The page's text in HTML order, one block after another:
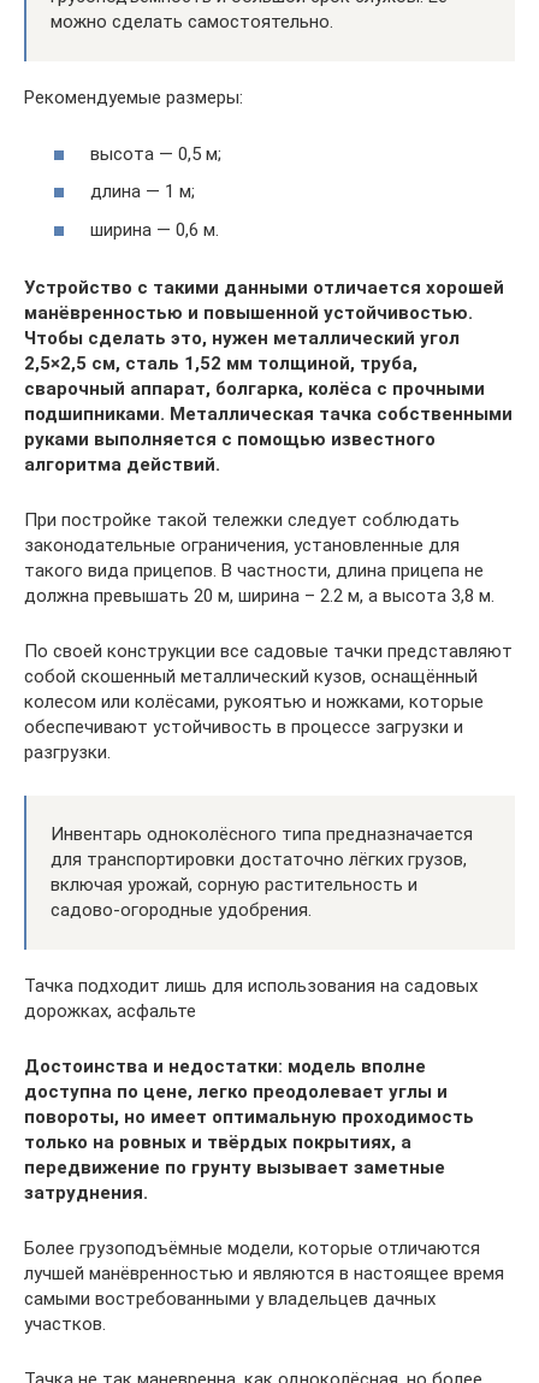
можно сделать самостоятельно.
Рекомендуемые размеры:
высота — 0,5 м;
длина — 1 м;
ширина — 0,6 м.
Устройство с такими данными отличается хорошей
манёвренностью и повышенной устойчивостью.
Чтобы сделать это, нужен металлический угол
2,5×2,5 см, сталь 1,52 мм толщиной, труба,
сварочный аппарат, болгарка, колёса с прочными
подшипниками. Металлическая тачка собственными
руками выполняется с помощью известного
алгоритма действий.
При постройке такой тележки следует соблюдать
законодательные ограничения, установленные для
такого вида прицепов. В частности, длина прицепа не
должна превышать 20 м, ширина – 2.2 м, а высота 3,8 м.
По своей конструкции все садовые тачки представляют
собой скошенный металлический кузов, оснащённый
колесом или колёсами, рукоятью и ножками, которые
обеспечивают устойчивость в процессе загрузки и
разгрузки.
Инвентарь одноколёсного типа предназначается
для транспортировки достаточно лёгких грузов,
включая урожай, сорную растительность и
садово-огородные удобрения.
Тачка подходит лишь для использования на садовых
дорожках, асфальте
Достоинства и недостатки: модель вполне
доступна по цене, легко преодолевает углы и
повороты, но имеет оптимальную проходимость
только на ровных и твёрдых покрытиях, а
передвижение по грунту вызывает заметные
затруднения.
Более грузоподъёмные модели, которые отличаются
лучшей манёвренностью и являются в настоящее время
самыми востребованными у владельцев дачных
участков.